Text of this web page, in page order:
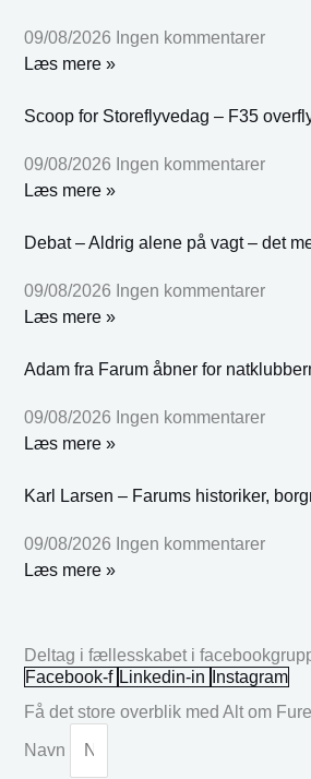
09/08/2026 Ingen kommentarer
Læs mere »
Scoop for Storeflyvedag – F35
09/08/2026 Ingen kommentarer
Læs mere »
Debat – Aldrig alene på vagt – det
09/08/2026 Ingen kommentarer
Læs mere »
Adam fra Farum åbner for
09/08/2026 Ingen kommentarer
Læs mere »
Karl Larsen – Farums historiker,
09/08/2026 Ingen kommentarer
Læs mere »
Deltag i fællesskabet i
Facebook-f Linkedin-in
Instagram
Få det store overblik med Alt om
Navn